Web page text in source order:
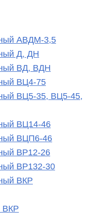
АВДМ-3,5
Д, ДН
ВД, ВДН
ВЦ4-75
ВЦ5-35, ВЦ5-45,
ВЦ14-46
ВЦП6-46
ВР12-26
ВР132-30
ВКР
ВКР